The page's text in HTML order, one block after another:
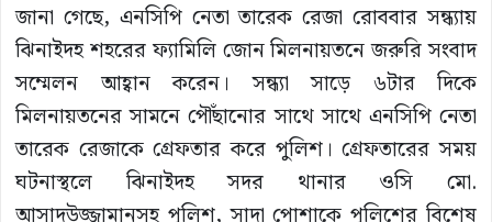
জানা গেছে, এনসিপি নেতা তারেক রেজা রোববার সন্ধ্যায়
ঝিনাইদহ শহরের ফ্যামিলি জোন মিলনায়তনে জরুরি সংবাদ
সম্মেলন আহ্বান করেন। সন্ধ্যা সাড়ে ৬টার দিকে
মিলনায়তনের সামনে পৌঁছানোর সাথে সাথে এনসিপি নেতা
তারেক রেজাকে গ্রেফতার করে পুলিশ। গ্রেফতারের সময়
ঘটনাস্থলে ঝিনাইদহ সদর থানার ওসি মো.